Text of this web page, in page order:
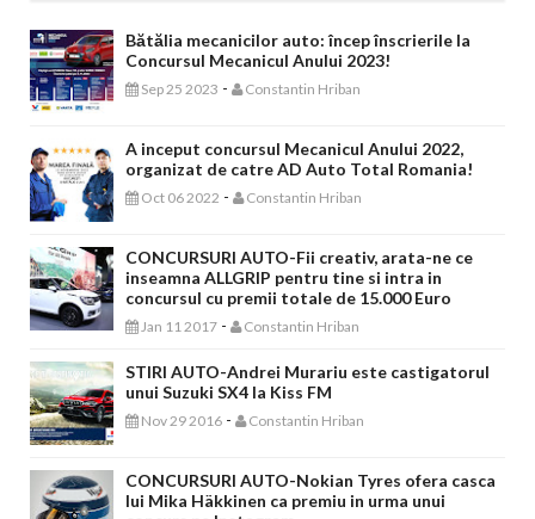
Bătălia mecanicilor auto: încep înscrierile la
Concursul Mecanicul Anului 2023!
Sep 25 2023 - Constantin Hriban
A inceput concursul Mecanicul Anului 2022,
organizat de catre AD Auto Total Romania!
Oct 06 2022 - Constantin Hriban
CONCURSURI AUTO-Fii creativ, arata-ne ce
inseamna ALLGRIP pentru tine si intra in
concursul cu premii totale de 15.000 Euro
Jan 11 2017 - Constantin Hriban
STIRI AUTO-Andrei Murariu este castigatorul
unui Suzuki SX4 la Kiss FM
Nov 29 2016 - Constantin Hriban
CONCURSURI AUTO-Nokian Tyres ofera casca
lui Mika Häkkinen ca premiu in urma unui